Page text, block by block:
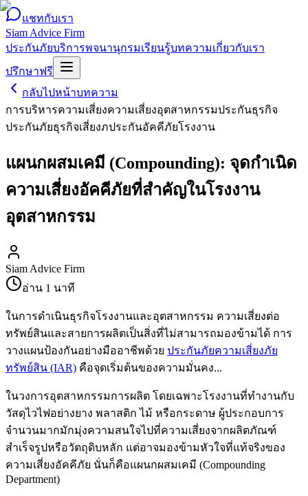
แชทกับเรา
Siam Advice Firm
ประกันภัยบริการพจนานุกรมเรียนรู้บทความเกี่ยวกับเรา
ปรึกษาฟรี
กลับไปหน้าบทความ
การบริหารความเสี่ยงความเสี่ยงอุตสาหกรรมประกันธุรกิจ
ประกันภัยธุรกิจเสี่ยงภประกันอัคคีภัยโรงงาน
แผนกผสมเคมี (Compounding): จุดกำเนิด
ความเสี่ยงอัคคีภัยที่สำคัญในโรงงาน
อุตสาหกรรม
Siam Advice Firm
อ่าน 1 นาที
ในการดำเนินธุรกิจโรงงานและอุตสาหกรรม ความเสี่ยงต่อ
ทรัพย์สินและสายการผลิตเป็นสิ่งที่ไม่สามารถมองข้ามได้ การ
วางแผนป้องกันอย่างมืออาชีพด้วย ประกันภัยความเสี่ยงภัย
ทรัพย์สิน (IAR) คือจุดเริ่มต้นของความมั่นคง...
ในวงการอุตสาหกรรมการผลิต โดยเฉพาะโรงงานที่ทำงานกับ
วัสดุไวไฟอย่างยาง พลาสติก ไม้ หรือกระดาษ ผู้ประกอบการ
จำนวนมากมักมุ่งความสนใจไปที่ความเสี่ยงจากผลิตภัณฑ์
สำเร็จรูปหรือวัตถุดิบหลัก แต่อาจมองข้ามหัวใจที่แท้จริงของ
ความเสี่ยงอัคคีภัย นั่นก็คือแผนกผสมเคมี (Compounding
Department)